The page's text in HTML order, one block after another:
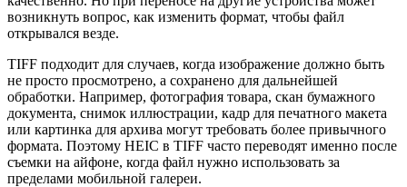
возникнуть вопрос, как изменить формат, чтобы файл
открывался везде.
TIFF подходит для случаев, когда изображение должно быть
не просто просмотрено, а сохранено для дальнейшей
обработки. Например, фотография товара, скан бумажного
документа, снимок иллюстрации, кадр для печатного макета
или картинка для архива могут требовать более привычного
формата. Поэтому HEIC в TIFF часто переводят именно после
съемки на айфоне, когда файл нужно использовать за
пределами мобильной галереи.